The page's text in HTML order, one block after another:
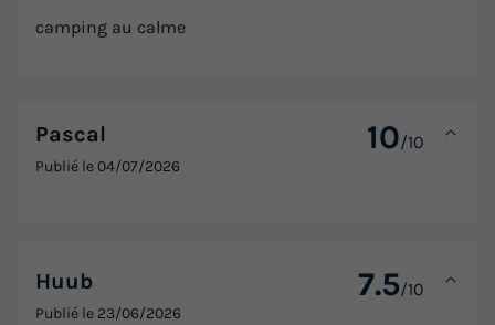
camping au calme
Pascal 10/10
Publié le04/07/2026
Huub 7.5/10
Publié le 23/06/2026